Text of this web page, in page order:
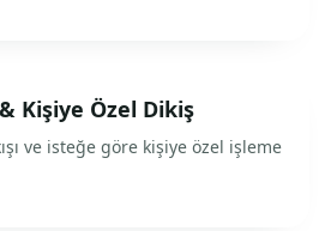
Kişiye Özel Dikiş
ve isteğe göre kişiye özel işleme